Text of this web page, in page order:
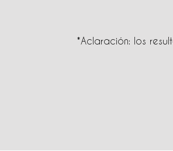
*Aclaración: los